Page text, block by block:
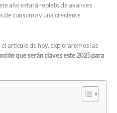
año estará repleto de avances
de consumo y una creciente
el artículo de hoy, exploraremos las
que serán claves este 2025 para